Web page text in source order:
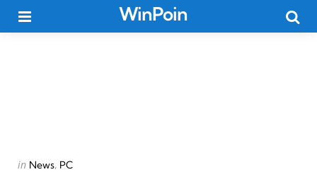
WinPoin
Categories
Posted
in News PC